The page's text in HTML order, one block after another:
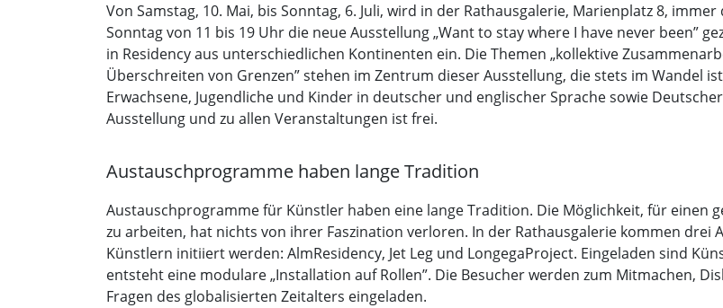
Von Samstag, 10. Mai, bis Sonntag, 6. Juli, wird in der Rathausgalerie, Marienplatz 8,
Sonntag von 11 bis 19 Uhr die neue Ausstellung „Want to stay where I have never been”
in Residency aus unterschiedlichen Kontinenten ein. Die Themen „kollektive
Überschreiten von Grenzen” stehen im Zentrum dieser Ausstellung, die stets im Wandel
Erwachsene, Jugendliche und Kinder in deutscher und englischer Sprache sowie
Ausstellung und zu allen Veranstaltungen ist frei.
Austauschprogramme haben lange Tradition
Austauschprogramme für Künstler haben eine lange Tradition. Die Möglichkeit, für einen
zu arbeiten, hat nichts von ihrer Faszination verloren. In der Rathausgalerie kommen drei
Künstlern initiiert werden: AlmResidency, Jet Leg und LongegaProject. Eingeladen sind
entsteht eine modulare „Installation auf Rollen”. Die Besucher werden zum Mitmachen,
Fragen des globalisierten Zeitalters eingeladen.